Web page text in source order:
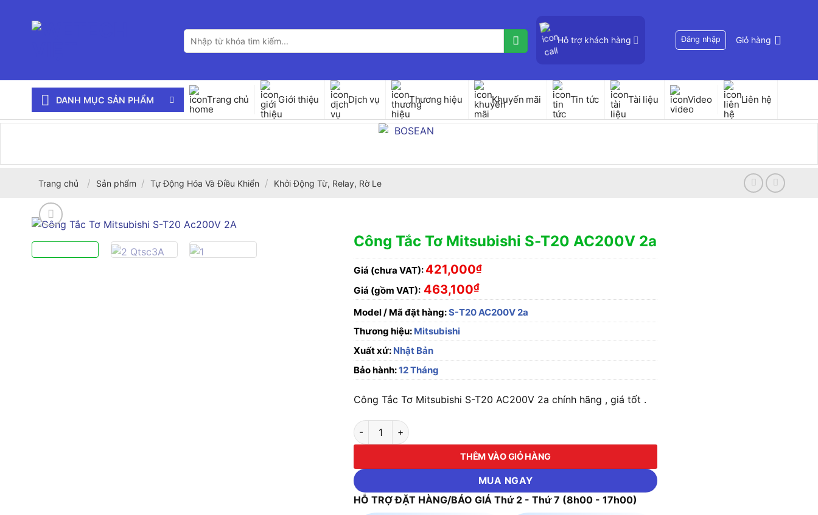
Tìm
kiếm:
Hỗ trợ khách hàng Đăng nhập Giỏ hàng
DANH MỤC SẢN PHẨM Trang chủ Giới thiệu Dịch vụ Thương hiệu Khuyến mãi Tin tức Tài liệu Video Liên hệ
Trang chủ / Sản phẩm / Tự Động Hóa Và Điều Khiển / Khởi Động Từ, Relay, Rờ Le
Công Tắc Tơ Mitsubishi S-T20 AC200V 2a
Giá (chưa VAT): 421,000₫
Giá (gồm VAT): 463,100₫
Model / Mã đặt hàng:S-T20 AC200V 2a
Thương hiệu: Mitsubishi
Xuất xứ: Nhật Bản
Bảo hành:12 Tháng
Công Tắc Tơ Mitsubishi S-T20 AC200V 2a chính hãng , giá tốt .
Công Tắc Tơ Mitsubishi S-T20 AC200V 2a số lượng
THÊM VÀO GIỎ HÀNG
MUA NGAY
HỖ TRỢ ĐẶT HÀNG/BÁO GIÁ Thứ 2 - Thứ 7 (8h00 - 17h00)